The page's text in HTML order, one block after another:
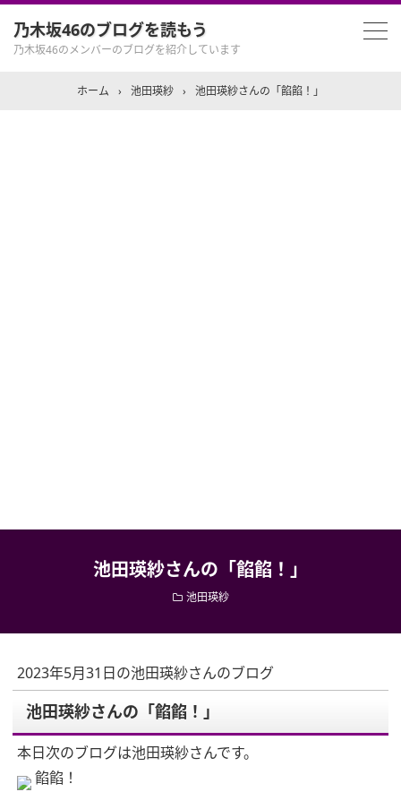
乃木坂46のブログを読もう
乃木坂46のメンバーのブログを紹介しています
ホーム › 池田瑛紗 › 池田瑛紗さんの「餡餡！」
池田瑛紗さんの「餡餡！」
池田瑛紗
2023年5月31日の池田瑛紗さんのブログ
池田瑛紗さんの「餡餡！」
本日次のブログは池田瑛紗さんです。
餡餡！